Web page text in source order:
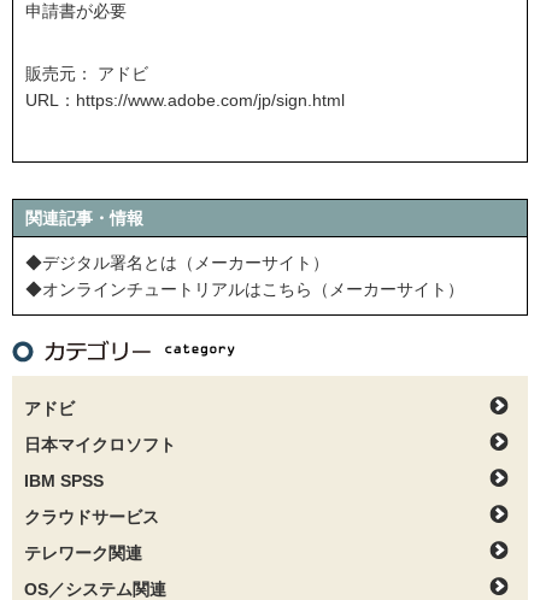
申請書が必要
販売元： アドビ
URL： https://www.adobe.com/jp/sign.html
関連記事・情報
◆デジタル署名とは（メーカーサイト）
◆オンラインチュートリアルはこちら（メーカーサイト）
アドビ
日本マイクロソフト
IBM SPSS
クラウドサービス
テレワーク関連
OS／システム関連